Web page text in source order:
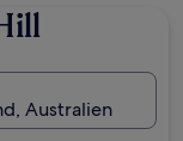
Australien